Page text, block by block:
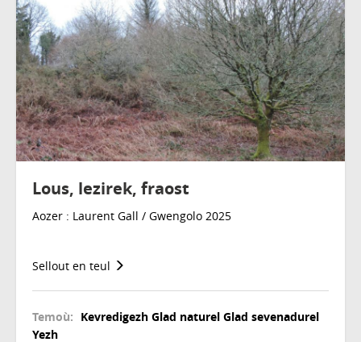
Lous, lezirek, fraost
Aozer : Laurent Gall / Gwengolo 2025
Sellout en teul
Temoù: Kevredigezh Glad naturel Glad sevenadurel
Yezh